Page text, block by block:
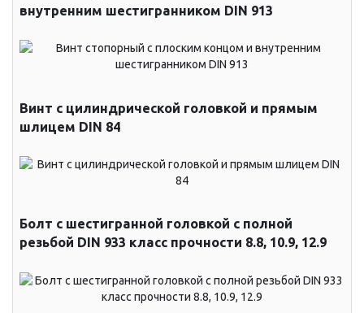
внутренним шестигранником DIN 913
Винт с цилиндрической головкой и прямым
шлицем DIN 84
Болт с шестигранной головкой с полной
резьбой DIN 933 класс прочности 8.8, 10.9, 12.9